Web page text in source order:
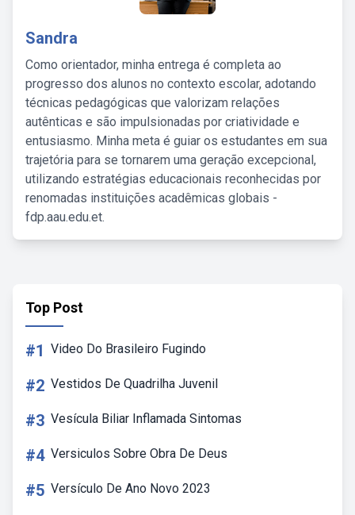
Sandra
Como orientador, minha entrega é completa ao
progresso dos alunos no contexto escolar, adotando
técnicas pedagógicas que valorizam relações
autênticas e são impulsionadas por criatividade e
entusiasmo. Minha meta é guiar os estudantes em sua
trajetória para se tornarem uma geração excepcional,
utilizando estratégias educacionais reconhecidas por
renomadas instituições acadêmicas globais -
fdp.aau.edu.et.
Top Post
#1 Video Do Brasileiro Fugindo
#2 Vestidos De Quadrilha Juvenil
#3 Vesícula Biliar Inflamada Sintomas
#4 Versiculos Sobre Obra De Deus
#5 Versículo De Ano Novo 2023